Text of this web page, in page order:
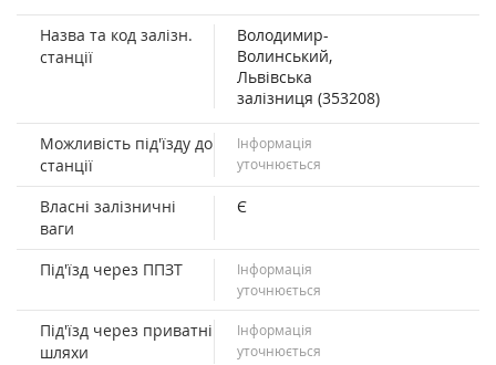
Назва та код залізн.
станції
Володимир-
Волинський,
Львівська
залізниця (353208)
Можливість під'їзду до
станції
Інформація
уточнюється
Власні залізничні
ваги
Є
Під'їзд через ППЗТ
Інформація
уточнюється
Під'їзд через приватні
шляхи
Інформація
уточнюється